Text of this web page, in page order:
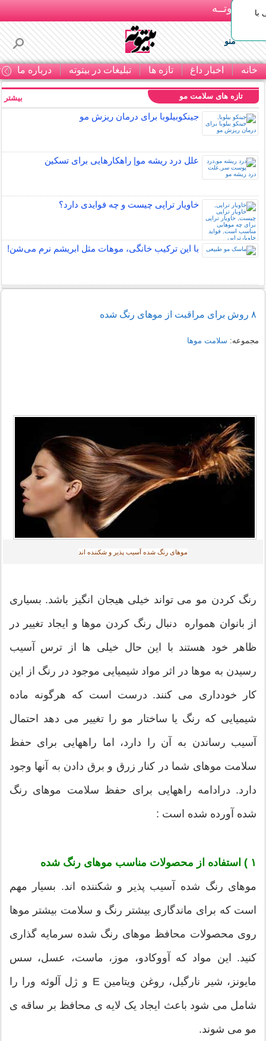
بـیتوتــه
منو
خانه اخبار داغ تازه ها تبلیغات در بیتوته درباره ما
با
تازه های سلامت مو
جینکوبیلوبا برای درمان ریزش مو
علل درد ریشه مو| راهکارهایی برای تسکین
خاویار تراپی چیست و چه فوایدی دارد؟
با این ترکیب خانگی، موهات مثل ابریشم نرم می‌شن!
بیشتر
۸ روش برای مراقبت از موهای رنگ شده
مجموعه: سلامت موها
موهای رنگ شده آسیب پذیر و شکننده اند
رنگ کردن مو می تواند خیلی هیجان انگیز باشد. بسیاری
از بانوان همواره دنبال رنگ کردن موها و ایجاد تغییر در
ظاهر خود هستند با این حال خیلی ها از ترس آسیب
رسیدن به موها در اثر مواد شیمیایی موجود در رنگ از این
کار خودداری می کنند. درست است که هرگونه ماده
شیمیایی که رنگ یا ساختار مو را تغییر می دهد احتمال
آسیب رساندن به آن را دارد، اما راههایی برای حفظ
سلامت موهای شما در کنار زرق و برق دادن به آنها وجود
دارد. درادامه راههایی برای حفظ سلامت موهای رنگ
شده آورده شده است :
۱ ) استفاده از محصولات مناسب موهای رنگ شده
موهای رنگ شده آسیب پذیر و شکننده اند. بسیار مهم
است که برای ماندگاری بیشتر رنگ و سلامت بیشتر موها
روی محصولات محافظ موهای رنگ شده سرمایه گذاری
کنید. این مواد که آووکادو، موز، ماست، عسل، سس
مایونز، شیر نارگیل، روغن ویتامین E و ژل آلوئه ورا را
شامل می شود باعث ایجاد یک لایه ی محافظ بر ساقه ی
مو می شوند.